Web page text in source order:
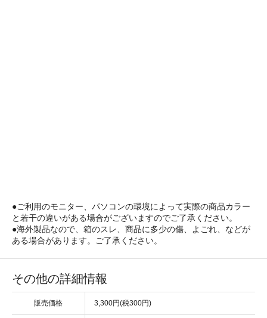
●ご利用のモニター、パソコンの環境によって実際の商品カラー
と若干の違いがある場合がございますのでご了承ください。
●海外製品なので、箱のスレ、商品に多少の傷、よごれ、などが
ある場合があります。ご了承ください。
その他の詳細情報
販売価格 3,300円(税300円)